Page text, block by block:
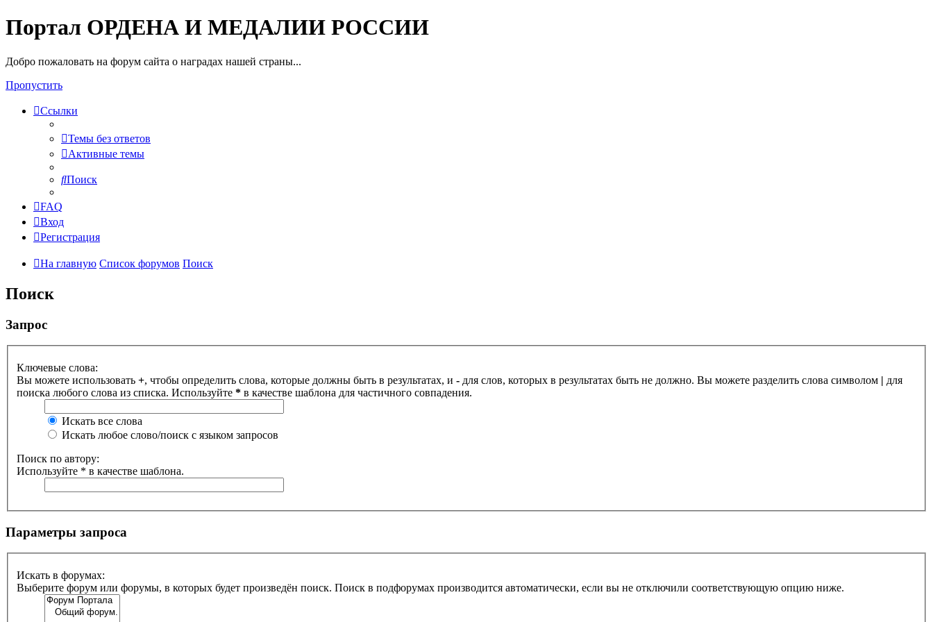
Портал ОРДЕНА И МЕДАЛИИ РОССИИ
Добро пожаловать на форум сайта о наградах нашей страны...
Пропустить
Ссылки
Темы без ответов
Активные темы
Поиск
FAQ
Вход
Регистрация
На главную Список форумов Поиск
Поиск
Запрос
Ключевые слова:
Вы можете использовать +, чтобы определить слова, которые должны быть в результатах, и - для слов, которых в результатах быть не должно. Вы можете разделить слова символом | для
поиска любого слова из списка. Используйте * в качестве шаблона для частичного совпадения.
Искать все слова
Искать любое слово/поиск с языком запросов
Поиск по автору:
Используйте * в качестве шаблона.
Параметры запроса
Искать в форумах:
Выберите форум или форумы, в которых будет произведён поиск. Поиск в подфорумах производится автоматически, если вы не отключили соответствующую опцию ниже.